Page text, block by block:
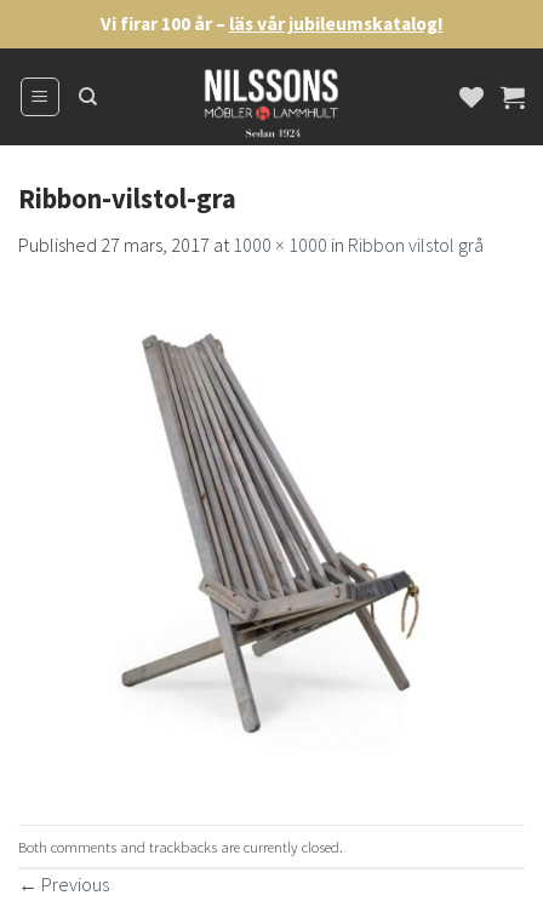
to
content
Vi firar 100 år – läs vår jubileumskatalog!
Ribbon-vilstol-gra
Published 27 mars, 2017 at1000 × 1000 in Ribbon vilstol grå
Both comments and trackbacks are currently closed.
← Previous